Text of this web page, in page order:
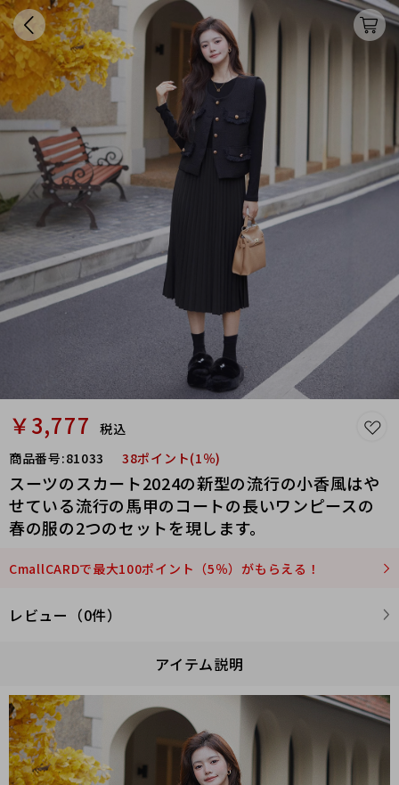
￥3,777
税込
商品番号:81033 38ポイント(1％)
スーツのスカート2024の新型の流行の小香風はや
せている流行の馬甲のコートの長いワンピースの
春の服の2つのセットを現します。
CmallCARDで最大100ポイント（5％）がもらえる！
レビュー（0件）
アイテム説明